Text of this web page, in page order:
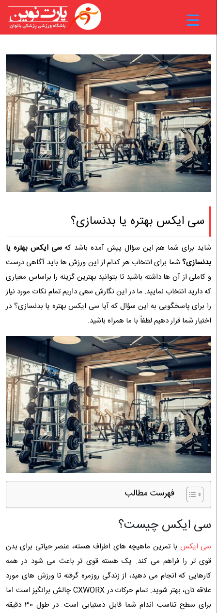
سی ایکس بهتره یا بدنسازی؟
شاید برای شما هم این سؤال پیش آمده باشد کهسی ایکس بهتره یا
بدنسازی؟ شما برای انتخاب هر کدام از این ورزش ها باید آگاهی درست
و کاملی از آن ها داشته باشید تا بتوانید بهترین گزینه را براساس معیاری
که دارید انتخاب نمایید. ما در این نگارش سعی داریم تمام نکات مورد نیاز
را برای پاسخگویی به این سؤال که آیا سی ایکس بهتره یا بدنسازی؟ در
اختیار شما قرار دهیم لطفاً با ما همراه باشید.
فهرست مطالب
سی ایکس چیست؟
سی ایکس با تمرین ماهیچه‌ های اطراف هسته، عنصر حیاتی برای بدن
قوی ‌تر را فراهم می ‌کند. یک هسته قوی‌ تر باعث می‌ شود در همه
کارهایی که انجام می‌ دهید، از زندگی روزمره گرفته تا ورزش‌ های مورد
علاقه ‌تان، بهتر شوید. تمام حرکات در CXWORX چالش برانگیز است اما
برای سطح تناسب اندام شما قابل دستیابی است. در طول 30 دقیقه